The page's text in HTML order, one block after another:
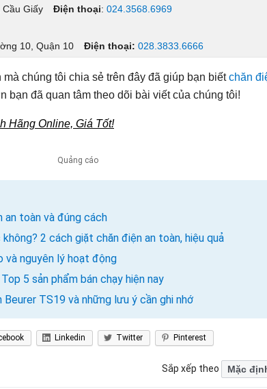
Cầu Giấy
Điện thoại: 024.3568.6969
10, Quận 10
Điện thoại: 028.3833.6666
chúng tôi chia sẻ trên đây đã giúp bạn biếtchăn
bạn đã quan tâm theo dõi bài viết của chúng tôi!
Hãng Online, Giá Tốt!
an toàn và đúng cách
2 cách giặt chăn điện an toàn, hiệu quả
và nguyên lý hoạt động
5 sản phẩm bán chạy hiện nay
TS19 và những lưu ý cần ghi nhớ
Linkedin Twitter Pinterest
Sắp xếp theo